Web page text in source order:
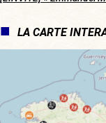
LA CARTE